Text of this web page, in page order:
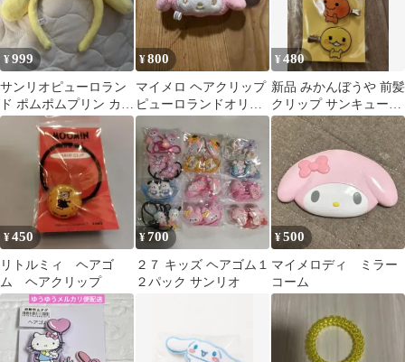
¥999
サンリオピューロラン
ド ポムポムプリン カチ
ューシャ
¥800
マイメロ ヘアクリップ
ピューロランドオリジ
ナル商品
¥480
新品 みかんぼうや 前髪
クリップ サンキューマ
ート
¥450
リトルミィ ヘアゴ
ム ヘアクリップ
¥700
２７ キッズ ヘアゴム１
２パック サンリオ
¥500
マイメロディ ミラー
コーム